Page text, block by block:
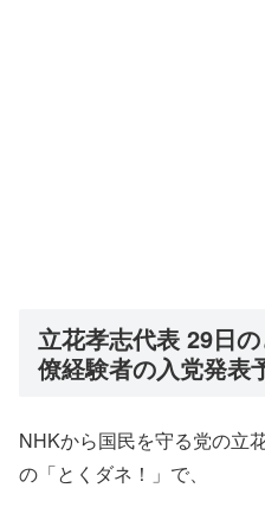
立花孝志代表 29日
僚経験者の入党発表
NHKから国民を守る党の立
の「とくダネ！」で、